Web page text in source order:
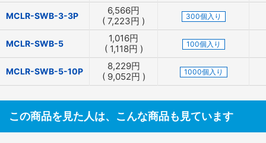
MCLR-SWB-3-3P 6,566円
( 7,223円 ) 300個入り
MCLR-SWB-5 1,016円
( 1,118円 ) 100個入り
MCLR-SWB-5-10P 8,229円
( 9,052円 ) 1000個入り
この商品を見た人は、こんな商品も見ています